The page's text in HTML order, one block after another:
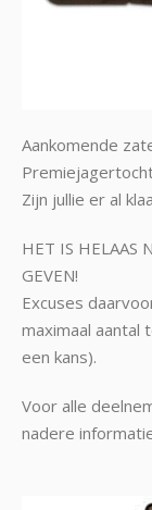
Aankomende
Zijn jullie er al
HET IS HELAAS
GEVEN!
Excuses
maximaal
een kans).
Voor alle
nadere